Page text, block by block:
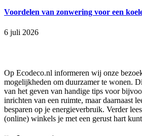
Voordelen van zonwering voor een
6 juli 2026
Op Ecodeco.nl informeren wij onze
mogelijkheden om duurzamer te wonen.
van het geven van handige tips voor
inrichten van een ruimte, maar daarnaast
besparen op je energieverbruik. Verder
(online) winkels je met een gerust hart